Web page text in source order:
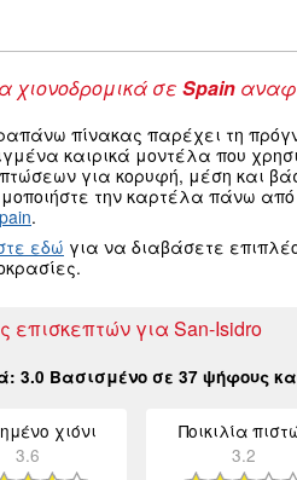
χιονοδρομικά σε Spain
πίνακας παρέχει τη
καιρικά μοντέλα που
για κορυφή, μέση και
την καρτέλα πάνω
.
εδώ για να διαβάσετε
επισκεπτών για San-Isidro
3.0 Βασισμένο σε 37 ψήφους
χιόνι
3.6
Ποικιλία
3.2